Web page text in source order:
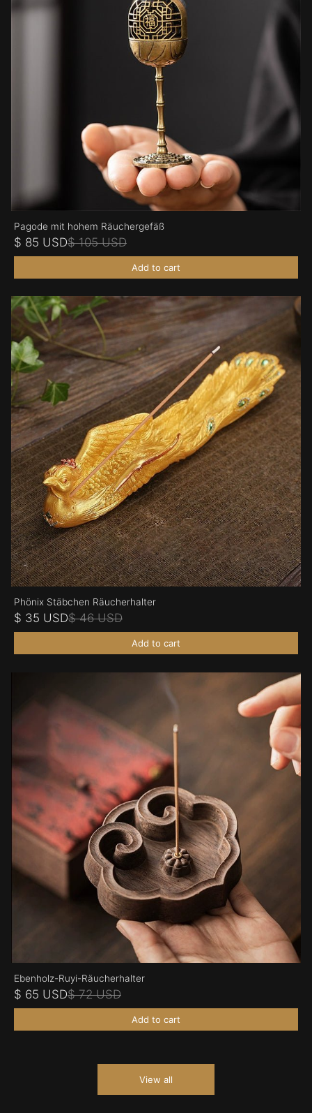
Pagode mit hohem Räuchergefäß
$ 85 USD$ 105 USD
Add to cart
Phönix Stäbchen Räucherhalter
$ 35 USD$ 46 USD
Add to cart
Ebenholz-Ruyi-Räucherhalter
$ 65 USD$ 72 USD
Add to cart
View all